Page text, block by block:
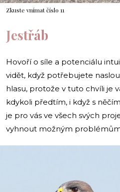
Zkuste vnímat číslo 11
Jestřáb
Hovoří o síle a potenciálu
vidět, když potřebujete
hlasu, protože v tuto chvíli je
kdykoli předtím, i když s
je pro vás ve všech svých
vyhnout možným